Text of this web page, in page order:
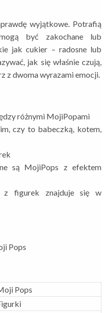
wyjątkowe. Potrafią
być zakochane lub
jak cukier – radosne lub
jak się właśnie czują,
z dwoma wyrazami emocji.
różnymi MojiPopami
czy to babeczką, kotem,
są MojiPops z efektem
z figurek znajduje się w
Pops
Pops